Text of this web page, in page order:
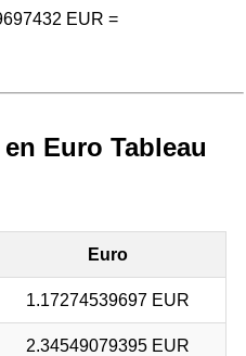
EUR =
Euro Tableau
Euro
1.17274539697 EUR
2.34549079395 EUR